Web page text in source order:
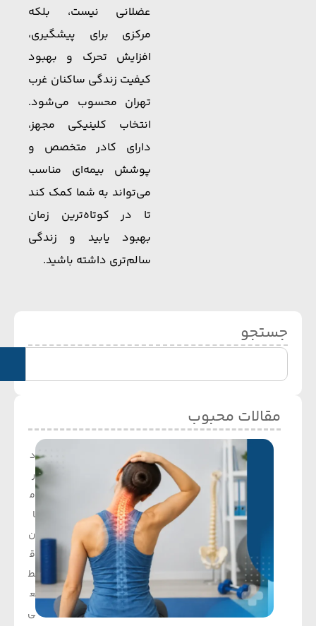
عضلانی نیست، بلکه
مرکزی برای پیشگیری،
افزایش تحرک و بهبود
کیفیت زندگی ساکنان غرب
تهران محسوب می‌شود.
انتخاب کلینیکی مجهز،
دارای کادر متخصص و
پوشش بیمه‌ای مناسب
می‌تواند به شما کمک کند
تا در کوتاه‌ترین زمان
بهبود یابید و زندگی
سالم‌تری داشته باشید.
جستجو
مقالات محبوب
د
ر
ن
ع
ی